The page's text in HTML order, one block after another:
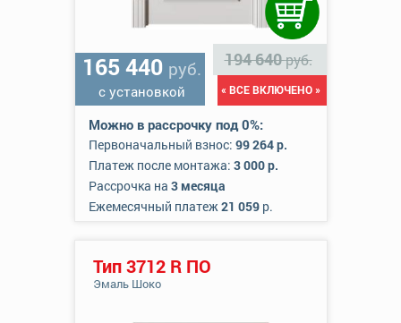
165 440 руб.
с установкой
194 640руб.
« ВСЕ ВКЛЮЧЕНО »
Можно в рассрочку под 0%:
Первоначальный взнос: 99 264 р.
Платеж после монтажа: 3 000 р.
Рассрочка на 3 месяца
Ежемесячный платеж21 059р.
Тип 3712 R ПО
Эмаль Шоко